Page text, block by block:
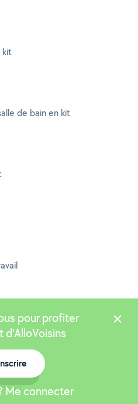
kit
de bain en kit
kit
pour profiter
d'AlloVoisins
Me connecter